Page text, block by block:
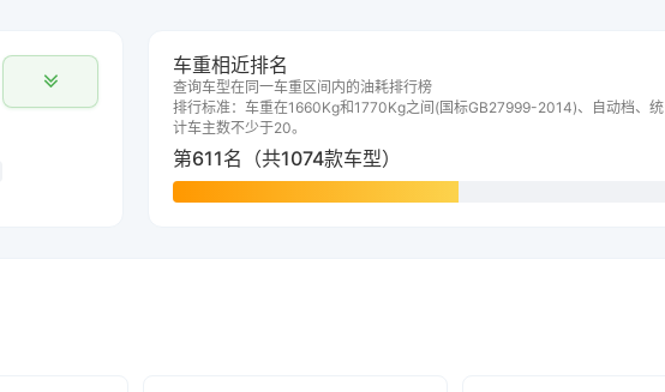
车重相近排名
查询车型在同一车重区间内的油耗排行榜
排行标准：车重在1660Kg和1770Kg之间(国标GB27999-2014)、自动档、统
计车主数不少于20。
第611名（共1074款车型）